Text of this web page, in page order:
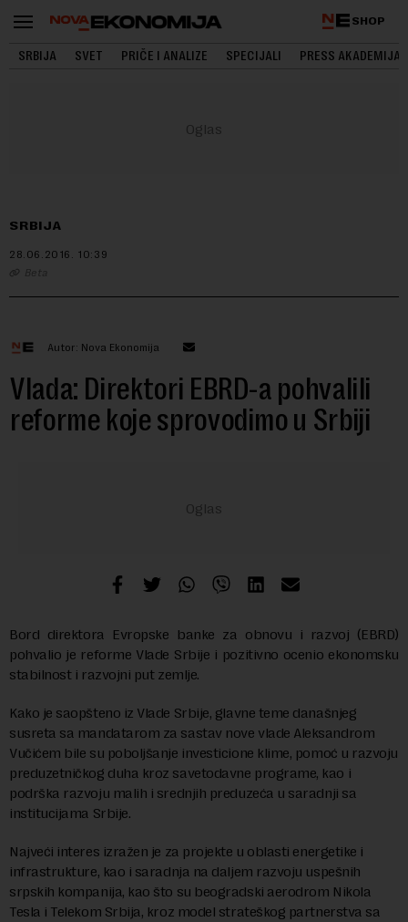
SHOP
SRBIJA SVET PRIČE I ANALIZE SPECIJALI PRESS AKADEMIJA
SRBIJA
28.06.2016. 10:39
Beta
Autor: Nova Ekonomija
Vlada: Direktori EBRD-a pohvalili
reforme koje sprovodimo u Srbiji
Bord direktora Evropske banke za obnovu i razvoj (EBRD)
pohvalio je reforme Vlade Srbije i pozitivno ocenio ekonomsku
stabilnost i razvojni put zemlje.
Kako je saopšteno iz Vlade Srbije, glavne teme današnjeg
susreta sa mandatarom za sastav nove vlade Aleksandrom
Vučićem bile su poboljšanje investicione klime, pomoć u razvoju
preduzetničkog duha kroz savetodavne programe, kao i
podrška razvoju malih i srednjih preduzeća u saradnji sa
institucijama Srbije.
Najveći interes izražen je za projekte u oblasti energetike i
infrastrukture, kao i saradnja na daljem razvoju uspešnih
srpskih kompanija, kao što su beogradski aerodrom Nikola
Tesla i Telekom Srbija, kroz model strateškog partnerstva sa